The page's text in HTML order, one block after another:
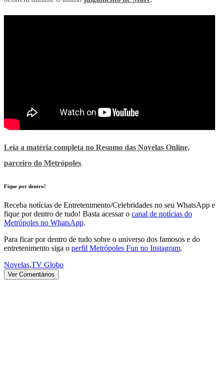
Leia a matéria completa no Resumo das Novelas Online,
parceiro do Metrópoles.
Fique por dentro!
Receba notícias de Entretenimento/Celebridades no seu WhatsApp e
fique por dentro de tudo! Basta acessar o canal de notícias do
Metrópoles no WhatsApp.
Para ficar por dentro de tudo sobre o universo dos famosos e do
entretenimento siga o perfil Metrópoles Fun no Instagram.
Novelas,TV Globo
Ver Comentários